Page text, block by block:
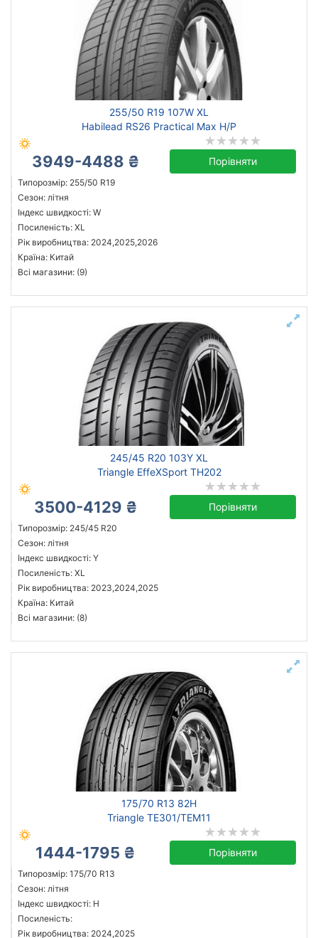
255/50 R19 107W XL
Habilead RS26 Practical Max H/P
3949-4488 ₴ Порівняти
Типорозмір: 255/50 R19
Сезон: літня
Індекс швидкості: W
Посиленість: XL
Рік виробництва: 2024,2025,2026
Країна: Китай
Всі магазини: (9)
245/45 R20 103Y XL
Triangle EffeXSport TH202
3500-4129 ₴ Порівняти
Типорозмір: 245/45 R20
Сезон: літня
Індекс швидкості: Y
Посиленість: XL
Рік виробництва: 2023,2024,2025
Країна: Китай
Всі магазини: (8)
175/70 R13 82H
Triangle TE301/TEM11
1444-1795 ₴ Порівняти
Типорозмір: 175/70 R13
Сезон: літня
Індекс швидкості: H
Посиленість:
Рік виробництва: 2024,2025